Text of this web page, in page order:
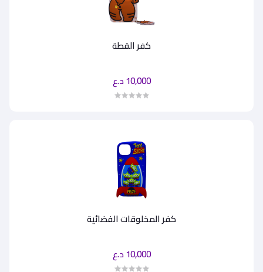
كفر القطة
10,000 د.ع
كفر المخلوقات الفضائية
10,000 د.ع